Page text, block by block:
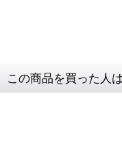
この商品を買った人